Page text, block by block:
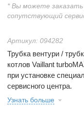
Артикул: 094282
Трубка вентури /
котлов Vaillant
при установке
сервисного центра.
Узнать больше
* Вы можете заказать
сопутствующий